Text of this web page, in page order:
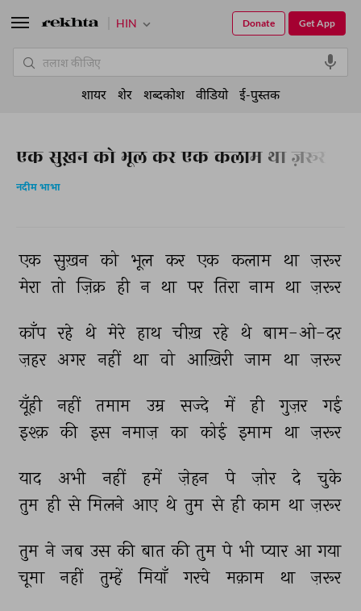
एक सुख़न को भूल कर एक कलाम था ज़रूर
नदीम भाभा
एक सुख़न को भूल कर एक कलाम था ज़रूर
मेरा तो ज़िक्र ही न था पर तिरा नाम था ज़रूर
काँप रहे थे मेरे हाथ चीख़ रहे थे बाम-ओ-दर
ज़हर अगर नहीं था वो आख़िरी जाम था ज़रूर
यूँही नहीं तमाम उम्र सज्दे में ही गुज़र गई
इश्क़ की इस नमाज़ का कोई इमाम था ज़रूर
याद अभी नहीं हमें ज़ेहन पे ज़ोर दे
चुके
तुम ही से मिलने आए थे तुम से ही काम था ज़रूर
तुम ने जब उस की बात की तुम पे भी प्यार आ गया
चूमा
नहीं तुम्हें मियाँ गरचे मक़ाम था ज़रूर
HIN Get App
Donate
शायर शेर शब्दकोश वीडियो ई-पुस्तक